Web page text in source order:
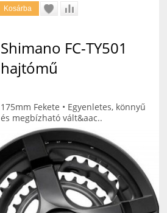
Shimano FC-TY501
hajtómű
175mm Fekete • Egyenletes, könnyű
és megbízható vált&aac..